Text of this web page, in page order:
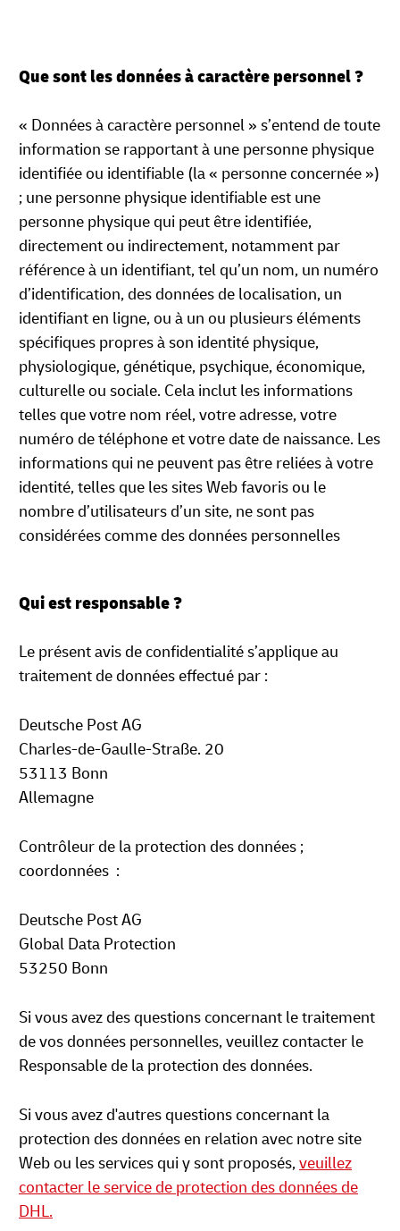
Que sont les données à caractère personnel ?
« Données à caractère personnel » s’entend de toute
information se rapportant à une personne physique
identifiée ou identifiable (la « personne concernée »)
; une personne physique identifiable est une
personne physique qui peut être identifiée,
directement ou indirectement, notamment par
référence à un identifiant, tel qu’un nom, un numéro
d’identification, des données de localisation, un
identifiant en ligne, ou à un ou plusieurs éléments
spécifiques propres à son identité physique,
physiologique, génétique, psychique, économique,
culturelle ou sociale. Cela inclut les informations
telles que votre nom réel, votre adresse, votre
numéro de téléphone et votre date de naissance. Les
informations qui ne peuvent pas être reliées à votre
identité, telles que les sites Web favoris ou le
nombre d’utilisateurs d’un site, ne sont pas
considérées comme des données personnelles
Qui est responsable ?
Le présent avis de confidentialité s’applique au
traitement de données effectué par :
Deutsche Post AG
Charles-de-Gaulle-Straße. 20
53113 Bonn
Allemagne
Contrôleur de la protection des données ;
coordonnées :
Deutsche Post AG
Global Data Protection
53250 Bonn
Si vous avez des questions concernant le traitement
de vos données personnelles, veuillez contacter le
Responsable de la protection des données.
Si vous avez d'autres questions concernant la
protection des données en relation avec notre site
Web ou les services qui y sont proposés, veuillez
contacter le service de protection des données de
DHL.